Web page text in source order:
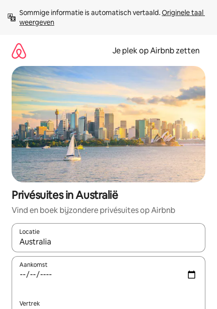
direct
naar
Sommige informatie is automatisch vertaald. Originele taal
weergeven
Je plek op Airbnb zetten
Privésuites in Australië
Vind en boek bijzondere privésuites op Airbnb
Locatie
Wanneer er resultaten beschikbaar zijn, maak je een keuze
Aankomst
Vertrek